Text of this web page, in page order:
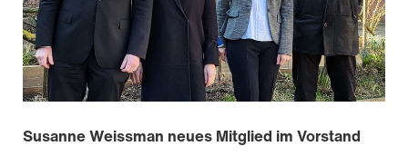
Susanne Weissman neues Mitglied im Vorstand